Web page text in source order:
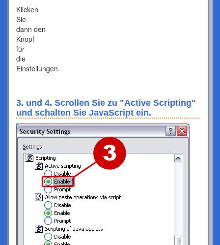
Klicken
Sie
dann den
Knopf
für
die
Einstellungen.
3. und 4. Scrollen Sie zu "Active Scripting"
und schalten Sie JavaScript ein.